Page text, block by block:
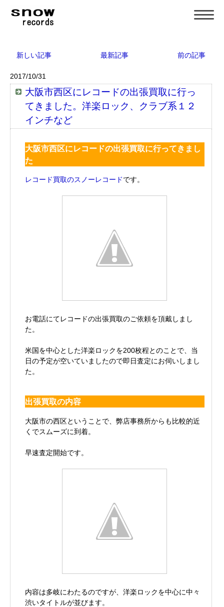
新しい記事 最新記事 前の記事
2017/10/31
大阪市西区にレコードの出張買取に行っ
てきました。洋楽ロック、クラブ系１２
インチなど
大阪市西区にレコードの出張買取に行ってきまし
た
レコード買取のスノーレコードです。
お電話にてレコードの出張買取のご依頼を頂戴しまし
た。
米国を中心とした洋楽ロックを200枚程とのことで、当
日の予定が空いていましたので即日査定にお伺いしまし
た。
出張買取の内容
大阪市の西区ということで、弊店事務所からも比較的近
くでスムーズに到着。
早速査定開始です。
内容は多岐にわたるのですが、洋楽ロックを中心に中々
渋いタイトルが並びます。